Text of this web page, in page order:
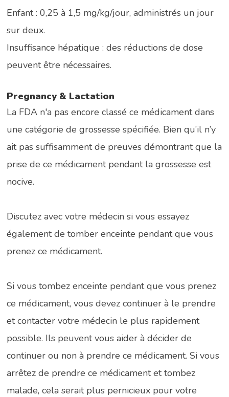
Enfant : 0,25 à 1,5 mg/kg/jour, administrés un jour
sur deux.
Insuffisance hépatique : des réductions de dose
peuvent être nécessaires.
Pregnancy & Lactation
La FDA n'a pas encore classé ce médicament dans
une catégorie de grossesse spécifiée. Bien qu’il n’y
ait pas suffisamment de preuves démontrant que la
prise de ce médicament pendant la grossesse est
nocive.
Discutez avec votre médecin si vous essayez
également de tomber enceinte pendant que vous
prenez ce médicament.
Si vous tombez enceinte pendant que vous prenez
ce médicament, vous devez continuer à le prendre
et contacter votre médecin le plus rapidement
possible. Ils peuvent vous aider à décider de
continuer ou non à prendre ce médicament. Si vous
arrêtez de prendre ce médicament et tombez
malade, cela serait plus pernicieux pour votre